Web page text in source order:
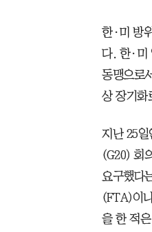
한·미 방
다. 한·미
동맹으로
상 장기화
지난 25일
(G20) 회
요구했다
(FTA)이
을 한 적